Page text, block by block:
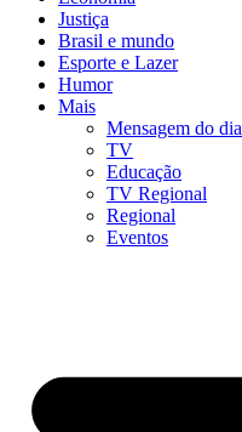
Justiça
Brasil e mundo
Esporte e Lazer
Humor
Mais
Mensagem do dia
TV
Educação
TV Regional
Regional
Eventos